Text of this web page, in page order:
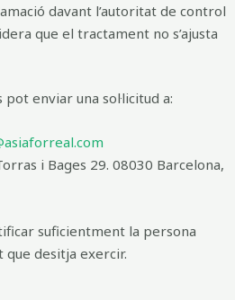
davant l’autoritat de control
que el tractament no s’ajusta
enviar una sol·licitud a:
i Bages 29. 08030 Barcelona,
suficientment la persona
que desitja exercir.